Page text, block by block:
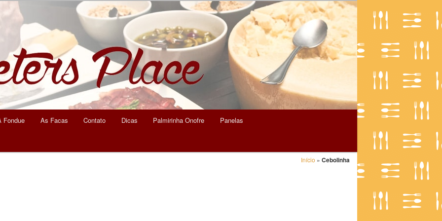
Place
Fondue As Facas Contato Dicas Palmirinha Onofre Panelas
Início » Cebolinha